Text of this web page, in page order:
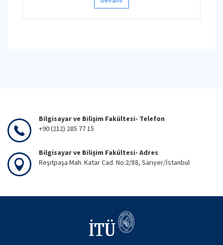
Bilgisayar ve Bilişim Fakültesi- Telefon
+90 (212) 285 77 15
Bilgisayar ve Bilişim Fakültesi- Adres
Reşitpaşa Mah. Katar Cad. No:2/88, Sarıyer/İstanbul